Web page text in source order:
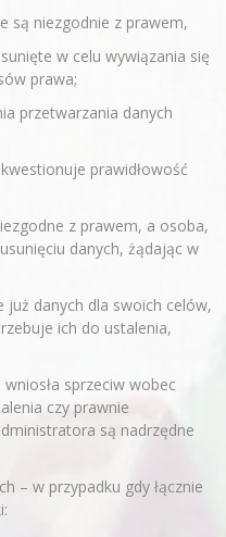
są niezgodnie z prawem,
w celu wywiązania się
prawa;
przetwarzania danych
prawidłowość
z prawem, a osoba,
danych, żądając w
danych dla swoich celów,
ich do ustalenia,
sprzeciw wobec
czy prawnie
są nadrzędne
– w przypadku gdy łącznie